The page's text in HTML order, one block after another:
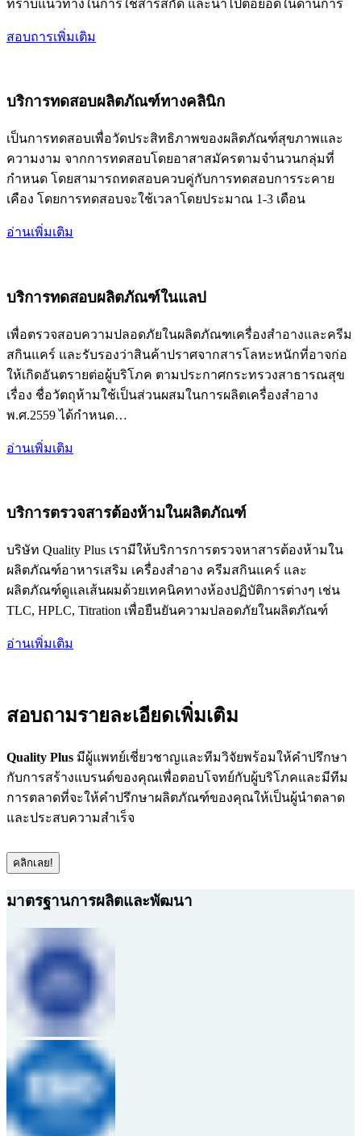
ทราบแนวทางในการใช้สารสกัด และนำไปต่อยอดในด้านการ
สอบถารเพิ่มเติม
บริการทดสอบผลิตภัณฑ์ทางคลินิก
เป็นการทดสอบเพื่อวัดประสิทธิภาพของผลิตภัณฑ์สุขภาพและ
ความงาม จากการทดสอบโดยอาสาสมัครตามจำนวนกลุ่มที่
กำหนด โดยสามารถทดสอบควบคู่กับการทดสอบการระคาย
เคือง โดยการทดสอบจะใช้เวลาโดยประมาณ 1-3 เดือน
อ่านเพิ่มเติม
บริการทดสอบผลิตภัณฑ์ในแลป
เพื่อตรวจสอบความปลอดภัยในผลิตภัณฑเครื่องสำอางและครีม
สกินแคร์ และรับรองว่าสินค้าปราศจากสารโลหะหนักที่อาจก่อ
ให้เกิดอันตรายต่อผู้บริโภค ตามประกาศกระทรวงสาธารณสุข
เรื่อง ชื่อวัตถุห้ามใช้เป็นส่วนผสมในการผลิตเครื่องสำอาง
พ.ศ.2559 ได้กำหนด…
อ่านเพิ่มเติม
บริการตรวจสารต้องห้ามในผลิตภัณฑ์
บริษัท Quality Plus เรามีให้บริการการตรวจหาสารต้องห้ามใน
ผลิตภัณฑ์อาหารเสริม เครื่องสำอาง ครีมสกินแคร์ และ
ผลิตภัณฑ์ดูแลเส้นผมด้วยเทคนิคทางห้องปฏิบัติการต่างๆ เช่น
TLC, HPLC, Titration เพื่อยืนยันความปลอดภัยในผลิตภัณฑ์
อ่านเพิ่มเติม
สอบถามรายละเอียดเพิ่มเติม
Quality Plus มีผู้แพทย์เชี่ยวชาญและทีมวิจัยพร้อมให้คำปรึกษา
กับการสร้างแบรนด์ของคุณเพื่อตอบโจทย์กับผู้บริโภคและมีทีม
การตลาดที่จะให้คำปรึกษาผลิตภัณฑ์ของคุณให้เป็นผู้นำตลาด
และประสบความสำเร็จ
คลิกเลย!
มาตรฐานการผลิตและพัฒนา